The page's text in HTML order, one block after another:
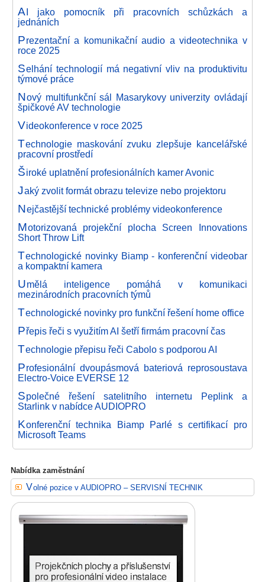
AI jako pomocník při pracovních schůzkách a
jednáních
Prezentační a komunikační audio a videotechnika v
roce 2025
Selhání technologií má negativní vliv na produktivitu
týmové práce
Nový multifunkční sál Masarykovy univerzity ovládají
špičkové AV technologie
Videokonference v roce 2025
Technologie maskování zvuku zlepšuje kancelářské
pracovní prostředí
Široké uplatnění profesionálních kamer Avonic
Jaký zvolit formát obrazu televize nebo projektoru
Nejčastější technické problémy videokonference
Motorizovaná projekční plocha Screen Innovations
Short Throw Lift
Technologické novinky Biamp - konferenční videobar
a kompaktní kamera
Umělá inteligence pomáhá v komunikaci
mezinárodních pracovních týmů
Technologické novinky pro funkční řešení home office
Přepis řeči s využitím AI šetří firmám pracovní čas
Technologie přepisu řeči Cabolo s podporou AI
Profesionální dvoupásmová bateriová reprosoustava
Electro-Voice EVERSE 12
Společné řešení satelitního internetu Peplink a
Starlink v nabídce AUDIOPRO
Konferenční technika Biamp Parlé s certifikací pro
Microsoft Teams
Nabídka zaměstnání
Volné pozice v AUDIOPRO – SERVISNÍ TECHNIK